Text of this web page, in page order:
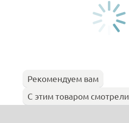
Рекомендуем вам
С этим товаром смотрели